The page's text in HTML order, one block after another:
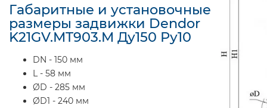
Габаритные и установочные
размеры задвижки Dendor
K21GV.MT903.M Ду150 Ру10
DN - 150 мм
L - 58 мм
ØD - 285 мм
ØD1 - 240 мм